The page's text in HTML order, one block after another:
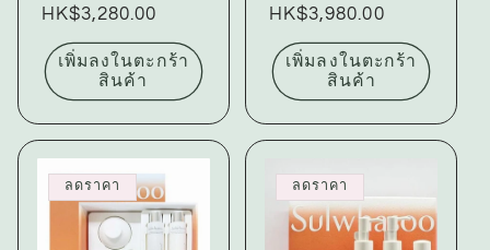
ปกติ
HK$3,280.00
เพิ่มลงในตะกร้า
สินค้า
ปกติ
โปรโมชัน
HK$3,980.00
เพิ่มลงในตะกร้า
สินค้า
ลดราคา ลดราคา